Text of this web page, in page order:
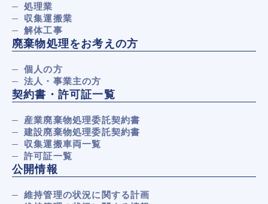
処理業
収集運搬業
解体工事
廃棄物処理をお考えの方
個人の方
法人・事業主の方
契約書・許可証一覧
産業廃棄物処理委託契約書
建設廃棄物処理委託契約書
収集運搬車両一覧
許可証一覧
公開情報
維持管理の状況に関する計画